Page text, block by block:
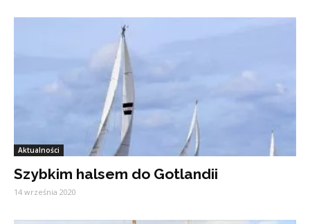
Aktualności
Szybkim halsem do Gotlandii
14 września 2020